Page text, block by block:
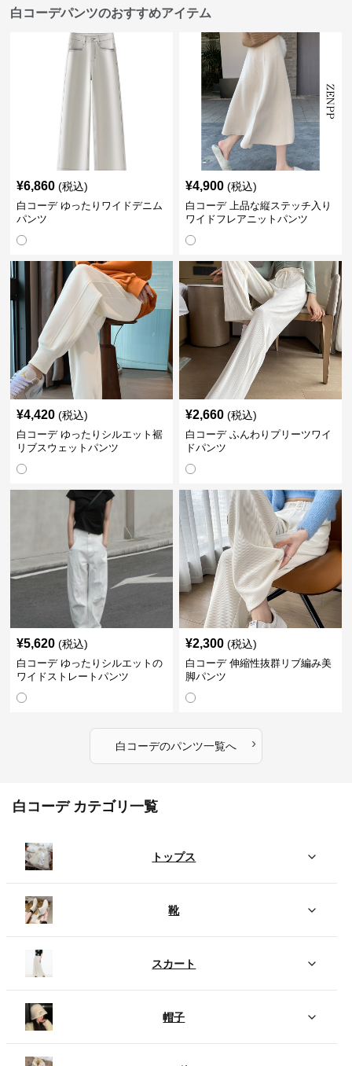
白コーデパンツのおすすめアイテム
¥6,860 (税込)
白コーデ ゆったりワイドデニム
パンツ
¥4,900 (税込)
白コーデ 上品な縦ステッチ入り
ワイドフレアニットパンツ
¥4,420 (税込)
白コーデ ゆったりシルエット裾
リブスウェットパンツ
¥2,660 (税込)
白コーデ ふんわりプリーツワイ
ドパンツ
¥5,620 (税込)
白コーデ ゆったりシルエットの
ワイドストレートパンツ
¥2,300 (税込)
白コーデ 伸縮性抜群リブ編み美
脚パンツ
白コーデのパンツ一覧へ ›
白コーデ カテゴリ一覧
トップス
靴
スカート
帽子